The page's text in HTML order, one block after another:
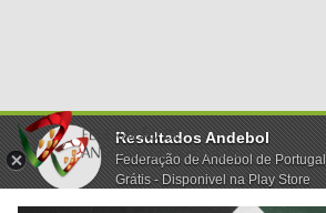
Resultados Andebol
Federação de Andebol de Portugal
Grátis - Disponivel na Play Store